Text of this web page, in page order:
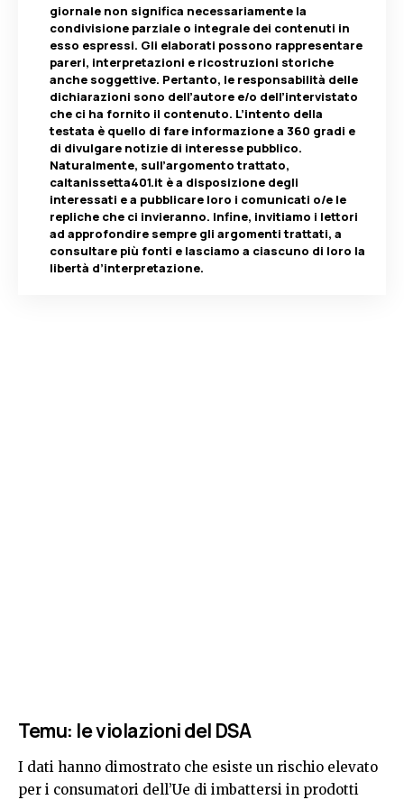
giornale non significa necessariamente la
condivisione parziale o integrale dei contenuti in
esso espressi. Gli elaborati possono rappresentare
pareri, interpretazioni e ricostruzioni storiche
anche soggettive. Pertanto, le responsabilità delle
dichiarazioni sono dell’autore e/o dell’intervistato
che ci ha fornito il contenuto. L’intento della
testata è quello di fare informazione a 360 gradi e
di divulgare notizie di interesse pubblico.
Naturalmente, sull’argomento trattato,
caltanissetta401.it è a disposizione degli
interessati e a pubblicare loro i comunicati o/e le
repliche che ci invieranno. Infine, invitiamo i lettori
ad approfondire sempre gli argomenti trattati, a
consultare più fonti e lasciamo a ciascuno di loro la
libertà d’interpretazione.
Temu: le violazioni del DSA
I dati hanno dimostrato che esiste un rischio elevato
per i consumatori dell’Ue di imbattersi in prodotti